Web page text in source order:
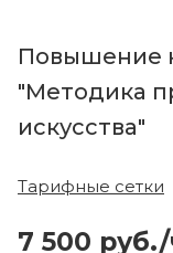
Повышение
"Методика
искусства"
Тарифные сетки
7 500 руб.